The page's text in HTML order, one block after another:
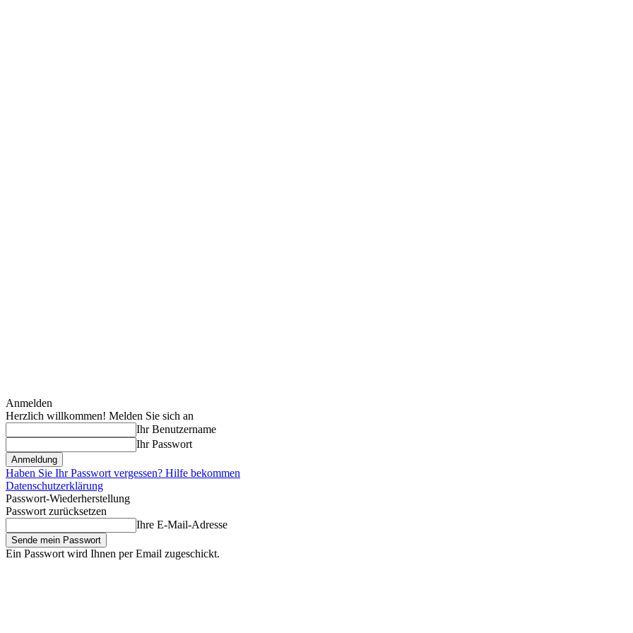
Anmelden
Herzlich willkommen! Melden Sie sich an
Ihr Benutzername
Ihr Passwort
Haben Sie Ihr Passwort vergessen? Hilfe bekommen
Datenschutzerklärung
Passwort-Wiederherstellung
Passwort zurücksetzen
Ihre E-Mail-Adresse
Ein Passwort wird Ihnen per Email zugeschickt.